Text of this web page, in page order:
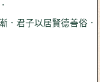
君子以居賢德善俗．